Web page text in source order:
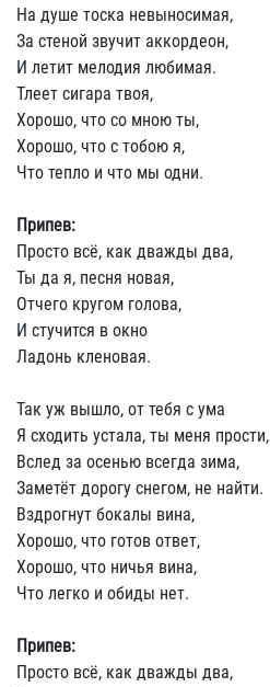
На душе тоска невыносимая,
За стеной звучит аккордеон,
И летит мелодия любимая.
Тлеет сигара твоя,
Хорошо, что со мною ты,
Хорошо, что с тобою я,
Что тепло и что мы одни.
Припев:
Просто всё, как дважды два,
Ты да я, песня новая,
Отчего кругом голова,
И стучится в окно
Ладонь кленовая.
Так уж вышло, от тебя с ума
Я сходить устала, ты меня прости,
Вслед за осенью всегда зима,
Заметёт дорогу снегом, не найти.
Вздрогнут бокалы вина,
Хорошо, что готов ответ,
Хорошо, что ничья вина,
Что легко и обиды нет.
Припев:
Просто всё, как дважды два,